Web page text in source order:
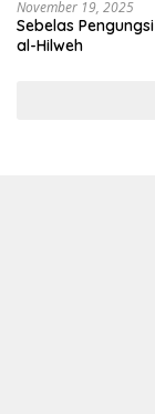
November 19, 2025
Sebelas
al-Hilweh